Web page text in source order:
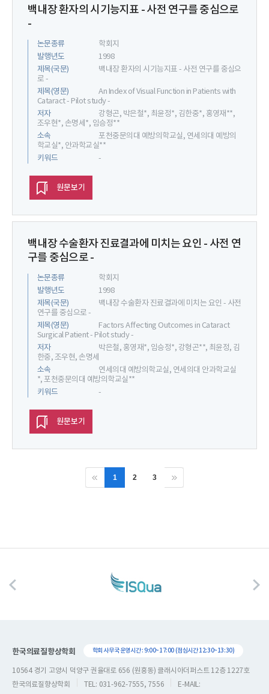
백내장 환자의 시기능지표 - 사전 연구를 중심으로
-
논문종류
학회지
발행년도
1998
제목(국문)
백내장 환자의 시기능지표 - 사전 연구를 중심으
로 -
제목(영문)
An Index of Visual Function in Patients with
Cataract - Pilot study -
저자
강형곤, 박은철*, 최윤정*, 김한중*, 홍영재**,
조우현*, 손명세*, 임승정**
소속
포천중문의대 예방의학교실, 연세의대 예방의
학교실*, 안과학교실**
키워드
-
원문보기
백내장 수술환자 진료결과에 미치는 요인 - 사전 연
구를 중심으로 -
논문종류
학회지
발행년도
1998
제목(국문)
백내장 수술환자 진료결과에 미치는 요인 - 사전
연구를 중심으로 -
제목(영문)
Factors Affecting Outcomes in Cataract
Surgical Patient - Pilot study -
저자
박은철, 홍영재*, 임승정*, 강형곤**, 최윤정, 김
한중, 조우현, 손명세
소속
연세의대 예방의학교실, 연세의대 안과학교실
*, 포천중문의대 예방의학교실**
키워드
-
원문보기
1 2 3
한국의료질향상학회 학회 사무국 운영시간 : 9:00~17:00 (점심시간 12:30~13:30)
10564 경기 고양시 덕양구 권율대로 656 (원흥동) 클래시아더퍼스트 12층 1227호
한국의료질향상학회
TEL: 031-962-7555, 7556 E-MAIL: